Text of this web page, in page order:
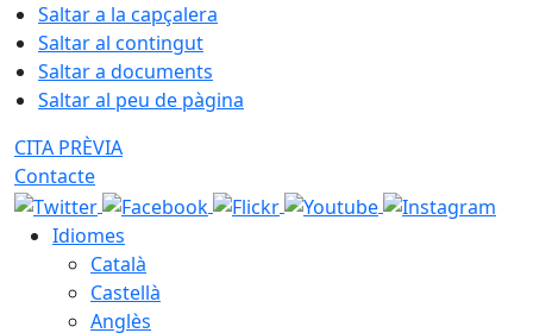
Saltar a la capçalera
Saltar al contingut
Saltar a documents
Saltar al peu de pàgina
CITA PRÈVIA
Contacte
Idiomes
Català
Castellà
Anglès